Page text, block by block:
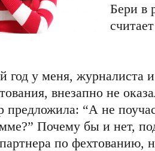
Бери в
у меня, журналиста и
внезапно не
предложила: “А не
Почему бы и нет,
по фехтованию,